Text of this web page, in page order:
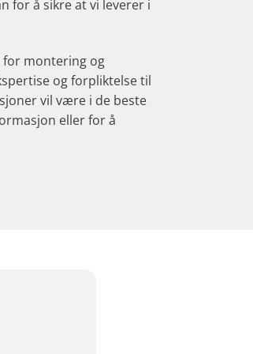
for å sikre at vi leverer i
for montering og
og forpliktelse til
vil være i de beste
eller for å